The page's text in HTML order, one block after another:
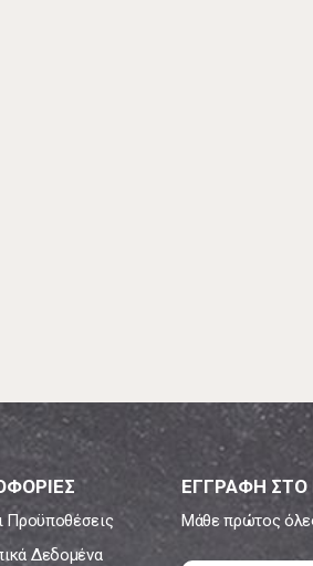
Προϋποθέσεις
Δεδομένα
ΕΓΓΡΑΦΗ ΣΤΟ
Μάθε πρώτος